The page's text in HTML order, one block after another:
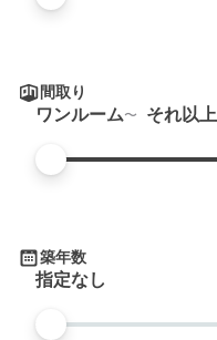
間取り
ワンルーム それ以上
築年数
指定なし